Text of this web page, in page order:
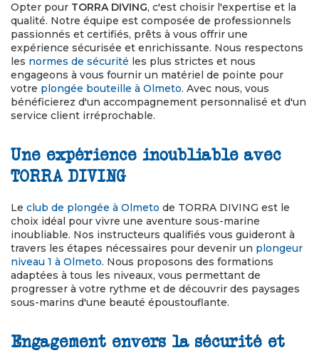
Opter pour TORRA DIVING, c'est choisir l'expertise et la
qualité. Notre équipe est composée de professionnels
passionnés et certifiés, prêts à vous offrir une
expérience sécurisée et enrichissante. Nous respectons
les normes de sécurité les plus strictes et nous
engageons à vous fournir un matériel de pointe pour
votre plongée bouteille à Olmeto. Avec nous, vous
bénéficierez d'un accompagnement personnalisé et d'un
service client irréprochable.
Une expérience inoubliable avec
TORRA DIVING
Le club de plongée à Olmeto de TORRA DIVING est le
choix idéal pour vivre une aventure sous-marine
inoubliable. Nos instructeurs qualifiés vous guideront à
travers les étapes nécessaires pour devenir un plongeur
niveau 1 à Olmeto. Nous proposons des formations
adaptées à tous les niveaux, vous permettant de
progresser à votre rythme et de découvrir des paysages
sous-marins d'une beauté époustouflante.
Engagement envers la sécurité et